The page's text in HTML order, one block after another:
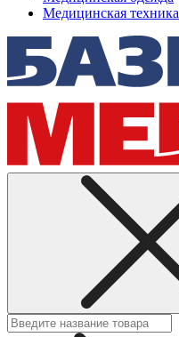
Медицинская техника